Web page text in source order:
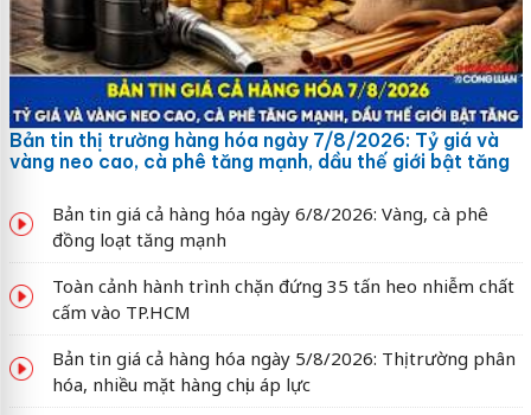
Bản tin thị trường hàng hóa ngày 7/8/2026: Tỷ giá và
vàng neo cao, cà phê tăng mạnh, dầu thế giới bật tăng
Bản tin giá cả hàng hóa ngày 6/8/2026: Vàng, cà phê
đồng loạt tăng mạnh
Toàn cảnh hành trình chặn đứng 35 tấn heo nhiễm chất
cấm vào TP.HCM
Bản tin giá cả hàng hóa ngày 5/8/2026: Thị trường phân
hóa, nhiều mặt hàng chịu áp lực